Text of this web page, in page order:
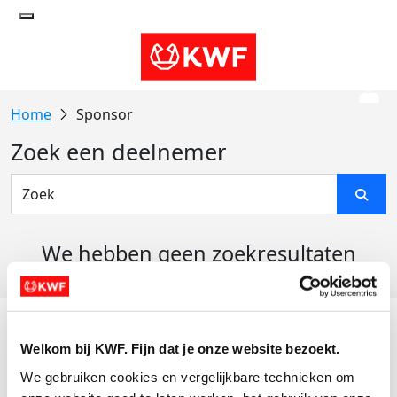
Welkom bij KWF. Fijn dat je onze website bezoekt.
We gebruiken cookies en vergelijkbare technieken om
Sponsor
Zoek een deelnemer
We hebben geen zoekresultaten
Actiematerialen
Evenementen